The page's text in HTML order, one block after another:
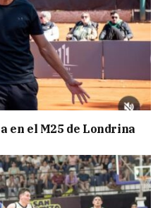
en el M25 de Londrina